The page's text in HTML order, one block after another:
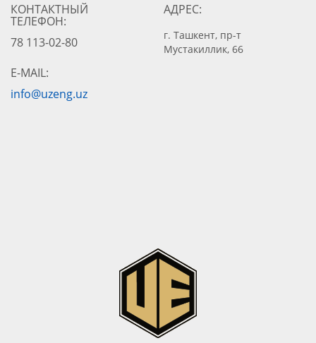
КОНТАКТНЫЙ
ТЕЛЕФОН:
78 113-02-80
АДРЕС:
г. Ташкент, пр-т
Мустакиллик, 66
E-MAIL:
info@uzeng.uz